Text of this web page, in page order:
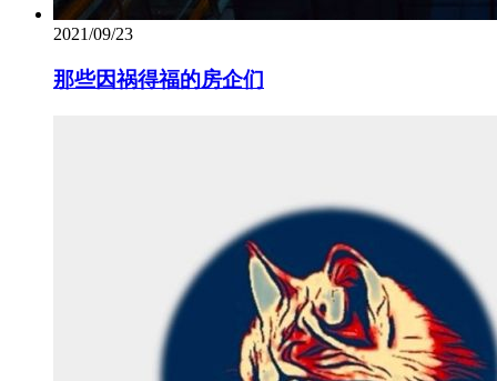
2021/09/23
那些因祸得福的房企们